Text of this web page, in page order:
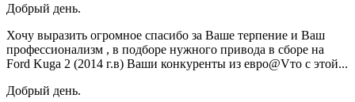
Добрый день.
Хочу выразить огромное спасибо за Ваше терпение и Ваш
профессионализм , в подборе нужного привода в сборе на
Ford Kuga 2 (2014 г.в) Ваши конкуренты из евро@Vто с этой...
Добрый день.